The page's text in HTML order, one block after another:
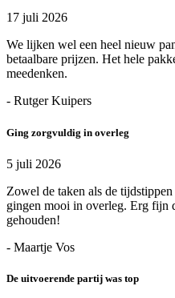
17 juli 2026
We lijken wel een heel nieuw
betaalbare prijzen. Het hele
meedenken.
- Rutger Kuipers
Ging zorgvuldig in overleg
5 juli 2026
Zowel de taken als de
gingen mooi in overleg. Erg fijn
gehouden!
- Maartje Vos
De uitvoerende partij was top